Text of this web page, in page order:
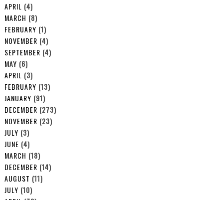
APRIL (4)
MARCH (8)
FEBRUARY (1)
NOVEMBER (4)
SEPTEMBER (4)
MAY (6)
APRIL (3)
FEBRUARY (13)
JANUARY (91)
DECEMBER (273)
NOVEMBER (23)
JULY (3)
JUNE (4)
MARCH (18)
DECEMBER (14)
AUGUST (11)
JULY (10)